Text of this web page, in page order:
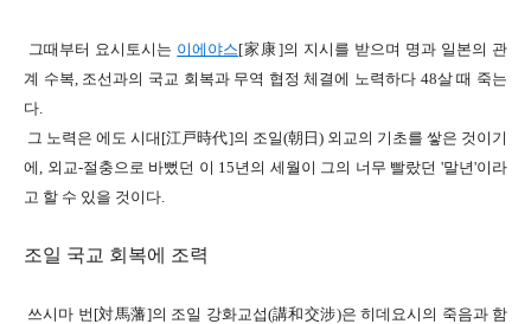
그때부터 요시토시는 이에야스[家康]의 지시를 받으며 명과 일본의 관
계 수복, 조선과의 국교 회복과 무역 협정 체결에 노력하다 48살 때 죽는
다.
그 노력은 에도 시대[江戸時代]의 조일(朝日 ) 외교의 기초를 쌓은 것이기
에, 외교-절충으로 바뻤던 이 15년의 세월이 그의 너무 빨랐던 '말년'이라
고 할 수 있을 것이다.
조일 국교 회복에 조력
쓰시마 번 [対馬藩]의 조일 강화교섭(講和交涉)은 히데요시의 죽음과 함